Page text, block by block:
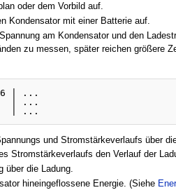
oder dem Vorbild auf.
Kondensator mit einer Batterie auf.
am Kondensator und den
zu messen, später reichen größere
6 | ...
| ...
und Stromstärkeverlaufs über
Stromstärkeverlaufs den Verlauf der
über die Ladung.
hineingeflossene Energie. (Siehe